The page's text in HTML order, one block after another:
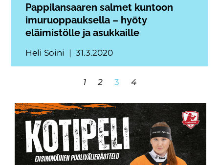
Pappilansaaren salmet kuntoon
imuruoppauksella – hyöty
eläimistölle ja asukkaille
Heli Soini 31.3.2020
1 2 3 4